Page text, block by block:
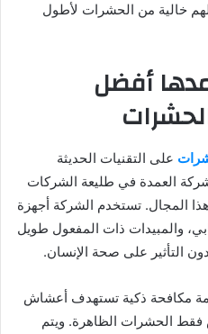
خالية من الحشرات لأطول
أفضل
على التقنيات الحديثة
شركة العمدة في طليعة الشركات
المجال. تستخدم الشركة أجهزة
والمبيدات ذات المفعول طويل
التأثير على صحة الإنسان.
مكافحة ذكية تستهدف أعشاش
الحشرات الظاهرة. ويتم